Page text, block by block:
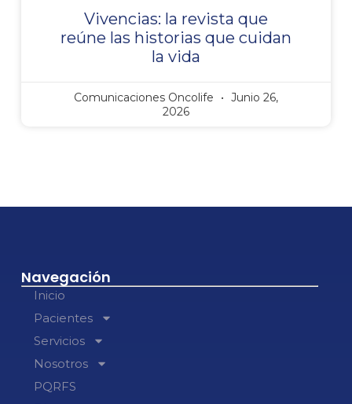
Vivencias: la revista que
reúne las historias que cuidan
la vida
Comunicaciones Oncolife
Junio 26,
2026
Navegación
Inicio
Pacientes
Servicios
Nosotros
PQRFS